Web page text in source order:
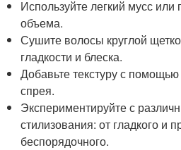
Используйте легкий мусс
объема.
Сушите волосы круглой
гладкости и блеска.
Добавьте текстуру с
спрея.
Экспериментируйте с
стилизования: от гладкого и
беспорядочного.